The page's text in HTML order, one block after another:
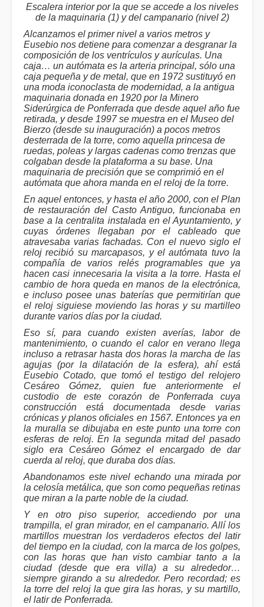
Escalera interior por la que se accede a los niveles
de la maquinaria (1) y del campanario (nivel 2)
Alcanzamos el primer nivel a varios metros y
Eusebio nos detiene para comenzar a desgranar la
composición de los ventrículos y aurículas. Una
caja… un autómata es la arteria principal, sólo una
caja pequeña y de metal, que en 1972 sustituyó en
una moda iconoclasta de modernidad, a la antigua
maquinaria donada en 1920 por la Minero
Siderúrgica de Ponferrada que desde aquel año fue
retirada, y desde 1997 se muestra en el Museo del
Bierzo (desde su inauguración) a pocos metros
desterrada de la torre, como aquella princesa de
ruedas, poleas y largas cadenas como trenzas que
colgaban desde la plataforma a su base. Una
maquinaria de precisión que se comprimió en el
autómata que ahora manda en el reloj de la torre.
En aquel entonces, y hasta el año 2000, con el Plan
de restauración del Casto Antiguo, funcionaba en
base a la centralita instalada en el Ayuntamiento, y
cuyas órdenes llegaban por el cableado que
atravesaba varias fachadas. Con el nuevo siglo el
reloj recibió su marcapasos, y el autómata tuvo la
compañía de varios relés programables que ya
hacen casi innecesaria la visita a la torre. Hasta el
cambio de hora queda en manos de la electrónica,
e incluso posee unas baterías que permitirían que
el reloj siguiese moviendo las horas y su martilleo
durante varios días por la ciudad.
Eso sí, para cuando existen averías, labor de
mantenimiento, o cuando el calor en verano llega
incluso a retrasar hasta dos horas la marcha de las
agujas (por la dilatación de la esfera), ahí está
Eusebio Cotado, que tomó el testigo del relojero
Cesáreo Gómez, quien fue anteriormente el
custodio de este corazón de Ponferrada cuya
construcción está documentada desde varias
crónicas y planos oficiales en 1567. Entonces ya en
la muralla se dibujaba en este punto una torre con
esferas de reloj. En la segunda mitad del pasado
siglo era Cesáreo Gómez el encargado de dar
cuerda al reloj, que duraba dos días.
Abandonamos este nivel echando una mirada por
la celosía metálica, que son como pequeñas retinas
que miran a la parte noble de la ciudad.
Y en otro piso superior, accediendo por una
trampilla, el gran mirador, en el campanario. Allí los
martillos muestran los verdaderos efectos del latir
del tiempo en la ciudad, con la marca de los golpes,
con las horas que han visto cambiar tanto a la
ciudad (desde que era villa) a su alrededor…
siempre girando a su alrededor. Pero recordad; es
la torre del reloj la que gira las horas, y su martillo,
el latir de Ponferrada.